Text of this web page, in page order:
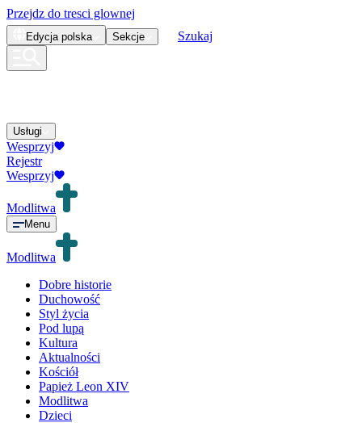
Przejdz do tresci glownej
Edycja polska Sekcje Szukaj
Usługi
Wesprzyj
Rejestr
Wesprzyj
Modlitwa
Menu
Modlitwa
Dobre historie
Duchowość
Styl życia
Pod lupą
Kultura
Aktualności
Kościół
Papież Leon XIV
Modlitwa
Dzieci